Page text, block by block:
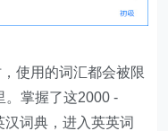
使用的词汇都会被限
。掌握了这2000 -
词典，进入英英词